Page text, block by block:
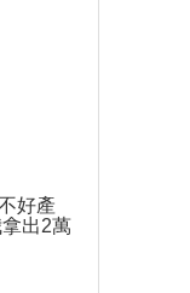
好產
出2萬